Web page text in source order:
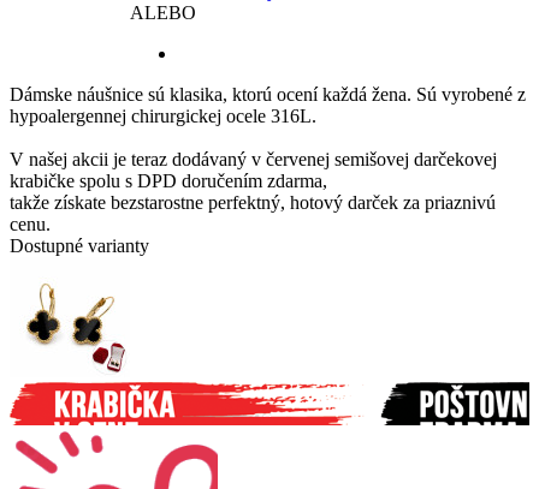
ALEBO
Dámske náušnice sú klasika, ktorú ocení každá žena. Sú vyrobené z
hypoalergennej chirurgickej ocele 316L.
V našej akcii je teraz dodávaný v červenej semišovej darčekovej
krabičke spolu s DPD doručením zdarma,
takže získate bezstarostne perfektný, hotový darček za priaznivú
cenu.
Dostupné varianty